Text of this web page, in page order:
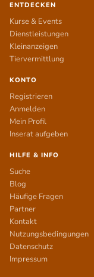
ENTDECKEN
Kurse & Events
Dienstleistungen
Kleinanzeigen
Tiervermittlung
KONTO
Registrieren
Anmelden
Mein Profil
Inserat aufgeben
HILFE & INFO
Suche
Blog
Häufige Fragen
Partner
Kontakt
Nutzungsbedingungen
Datenschutz
Impressum